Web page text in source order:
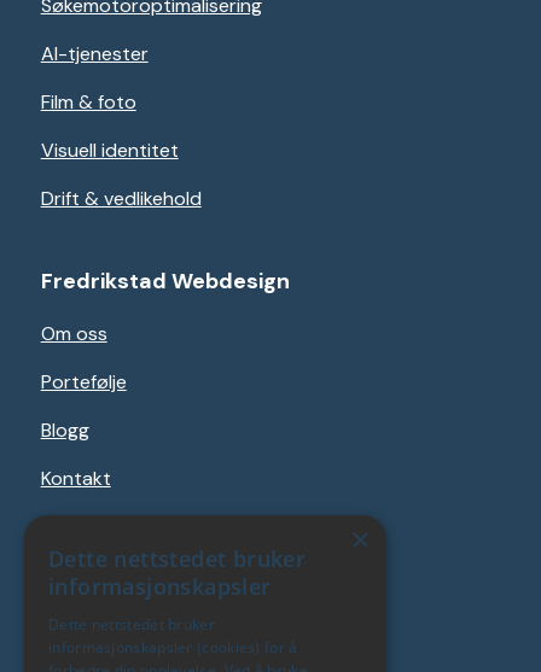
Søkemotoroptimalisering
AI-tjenester
Film & foto
Visuell identitet
Drift & vedlikehold
Fredrikstad Webdesign
Om oss
Portefølje
Blogg
Kontakt
Betingelser & vilkår
Kontakt
×
Dette nettstedet bruker
informasjonskapsler
Dette nettstedet bruker
informasjonskapsler (cookies) for å